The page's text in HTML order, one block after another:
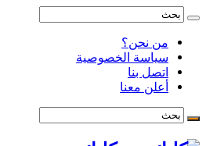
من نحن؟
سياسة الخصوصية
اتصل بنا
أعلن معنا